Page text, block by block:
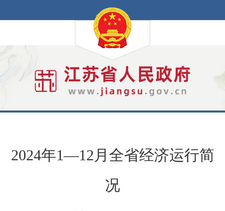
2024年1—12月全省经济运行简
况